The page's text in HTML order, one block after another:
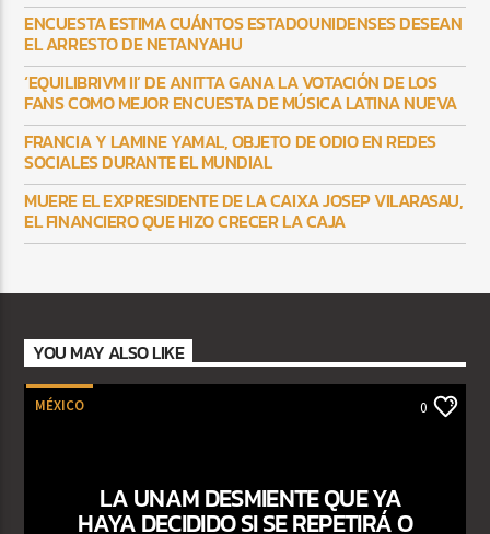
ENCUESTA ESTIMA CUÁNTOS ESTADOUNIDENSES DESEAN
EL ARRESTO DE NETANYAHU
‘EQUILIBRIVM II’ DE ANITTA GANA LA VOTACIÓN DE LOS
FANS COMO MEJOR ENCUESTA DE MÚSICA LATINA NUEVA
FRANCIA Y LAMINE YAMAL, OBJETO DE ODIO EN REDES
SOCIALES DURANTE EL MUNDIAL
MUERE EL EXPRESIDENTE DE LA CAIXA JOSEP VILARASAU,
EL FINANCIERO QUE HIZO CRECER LA CAJA
YOU MAY ALSO LIKE
MÉXICO 0
LA UNAM DESMIENTE QUE YA
HAYA DECIDIDO SI SE REPETIRÁ O